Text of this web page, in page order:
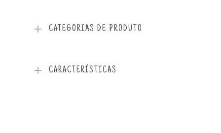
CATEGORIAS DE PRODUTO
CARACTERÍSTICAS